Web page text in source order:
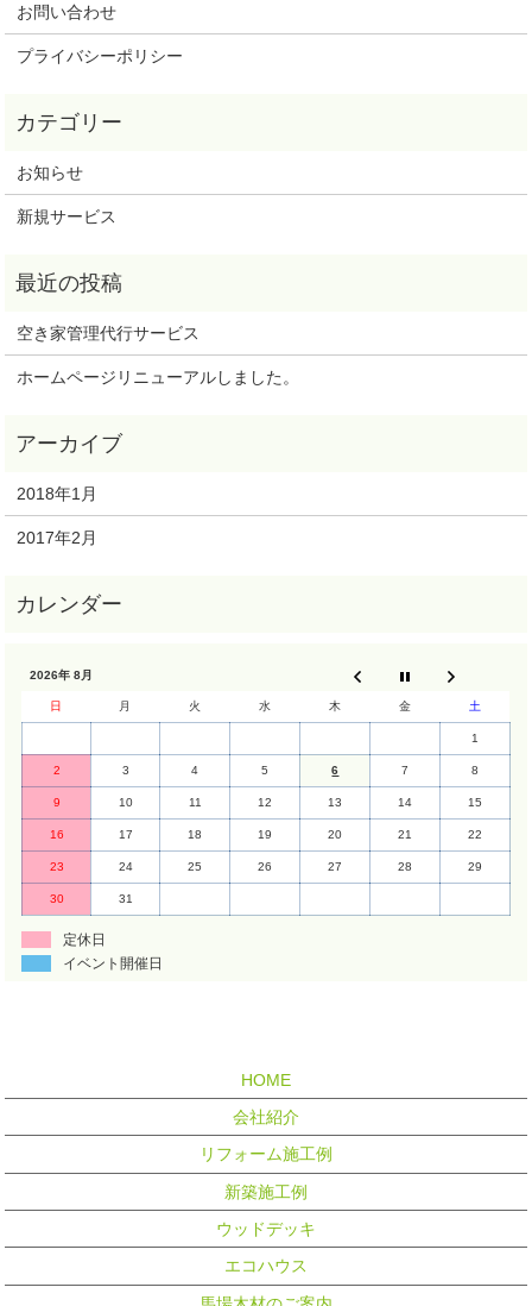
お問い合わせ
プライバシーポリシー
お知らせ
新規サービス
空き家管理代行サービス
ホームページリニューアルしました。
2018年1月
2017年2月
2026年 8月
日 月 火 水 木 金 土
1
2 3 4 5 6 7 8
9 10 11 12 13 14 15
16 17 18 19 20 21 22
23 24 25 26 27 28 29
30 31
定休日
イベント開催日
HOME
会社紹介
リフォーム施工例
新築施工例
ウッドデッキ
エコハウス